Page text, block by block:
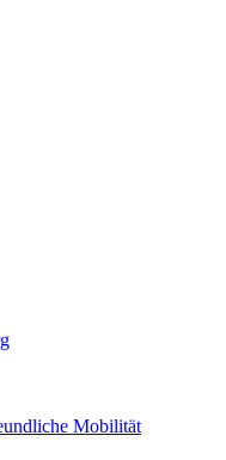
Mobilität